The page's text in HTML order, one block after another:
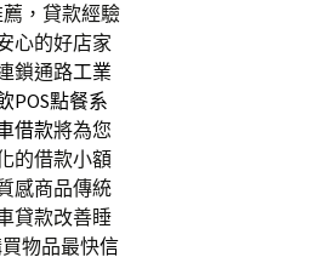
，貸款經驗
心的好店家
鎖通路工業
POS點餐系
借款將為您
的借款小額
感商品傳統
貸款改善睡
物品最快信